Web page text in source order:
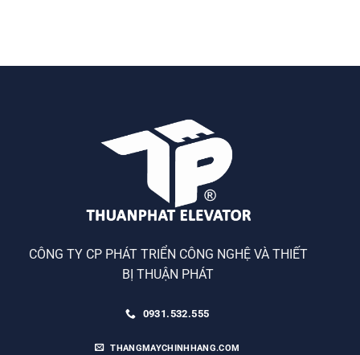
CÔNG TY CP PHÁT TRIỂN CÔNG NGHỆ VÀ THIẾT
BỊ THUẬN PHÁT
0931.532.555
THANGMAYCHINHHANG.COM